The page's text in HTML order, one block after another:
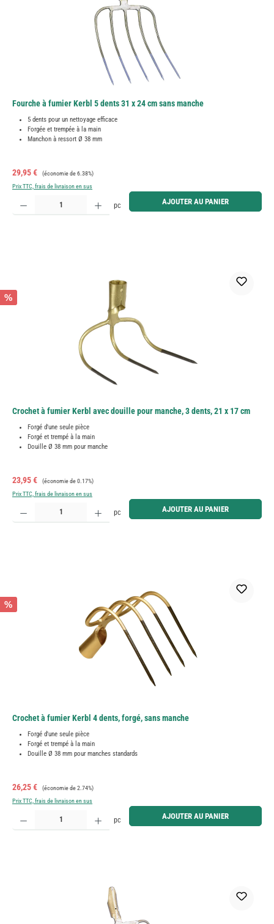
Fourche à fumier Kerbl 5 dents 31 x 24 cm sans manche
5 dents pour un nettoyage efficace
Forgée et trempée à la main
Manchon à ressort Ø 38 mm
Prix de vente :
29,95 € Prix régulier :
(économie de 6.38%)
Prix TTC, frais de livraison en sus
Quantité de produit : Entrez la quantité souhaitée ou utilisez les boutons pour augmenter ou
pc AJOUTER AU PANIER
%
Crochet à fumier Kerbl avec douille pour manche, 3 dents, 21 x 17 cm
Forgé d'une seule pièce
Forgé et trempé à la main
Douille Ø 38 mm pour manche
Prix de vente :
23,95 € Prix régulier :
(économie de 0.17%)
Prix TTC, frais de livraison en sus
Quantité de produit : Entrez la quantité souhaitée ou utilisez les boutons pour augmenter ou
pc AJOUTER AU PANIER
%
Crochet à fumier Kerbl 4 dents, forgé, sans manche
Forgé d'une seule pièce
Forgé et trempé à la main
Douille Ø 38 mm pour manches standards
Prix de vente :
26,25 € Prix régulier :
(économie de 2.74%)
Prix TTC, frais de livraison en sus
Quantité de produit : Entrez la quantité souhaitée ou utilisez les boutons pour augmenter ou
pc AJOUTER AU PANIER